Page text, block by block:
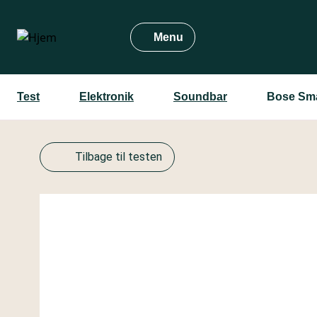
hovedindhold
Menu
Test Elektronik Soundbar Bose
Tilbage til testen